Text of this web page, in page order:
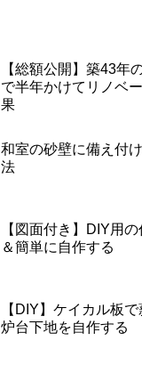
【総額公開】築43年
で半年かけてリノベ
果
和室の砂壁に備え付
法
【図面付き】DIY用
＆簡単に自作する
【DIY】ケイカル板
炉台下地を自作する